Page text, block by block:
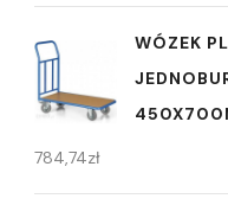
WÓZEK
784,74zł